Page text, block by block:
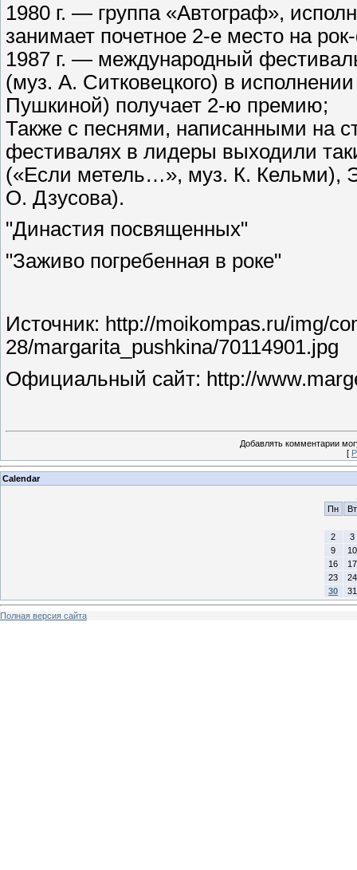
1980 г. — группа «Автограф»,
занимает почетное 2-е место на
1987 г. — международный
(муз. А. Ситковецкого) в
Пушкиной) получает 2-ю премию;
Также с песнями, написанными на
фестивалях в лидеры выходили
(«Если метель…», муз. К.
О. Дзусова).
"Династия посвященных"
"Заживо погребенная в роке"
Источник: http://moikompas.ru/img/
28/margarita_pushkina/70114901.jpg
Официальный сайт: http://
Добавлять комментарии
[
Calendar
Пн
Вт
2
3
9
10
16
17
23
24
30
31
Полная версия сайта